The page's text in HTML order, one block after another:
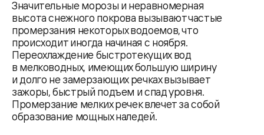
Значительные морозы и неравномерная
высота снежного покрова вызывают частые
промерзания некоторых водоемов, что
происходит иногда начиная с ноября.
Переохлаждение быстротекущих вод
в мелководных, имеющих большую ширину
и долго не замерзающих речках вызывает
зажоры, быстрый подъем и спад уровня.
Промерзание мелких речек влечет за собой
образование мощных наледей.